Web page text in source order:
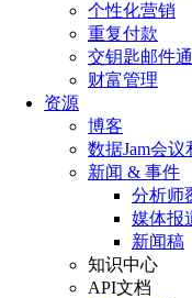
个性化营销
重复付款
交钥匙邮件
财富管理
资源
博客
数据Jam会议
新闻 & 事件
分析师
媒体报
新闻稿
知识中心
API文档